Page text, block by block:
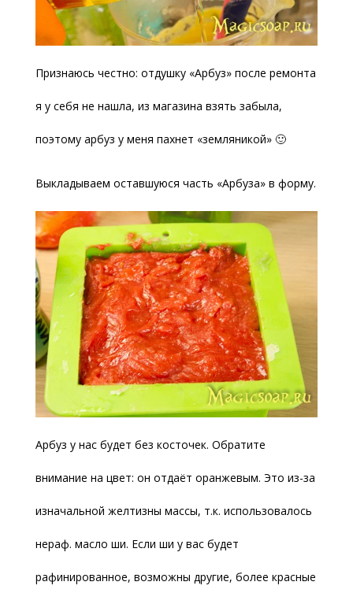
Признаюсь честно: отдушку «Арбуз» после ремонта
я у себя не нашла, из магазина взять забыла,
поэтому арбуз у меня пахнет «земляникой» 🙂
Выкладываем оставшуюся часть «Арбуза» в форму.
Арбуз у нас будет без косточек. Обратите
внимание на цвет: он отдаёт оранжевым. Это из-за
изначальной желтизны массы, т.к. использовалось
нераф. масло ши. Если ши у вас будет
рафинированное, возможны другие, более красные